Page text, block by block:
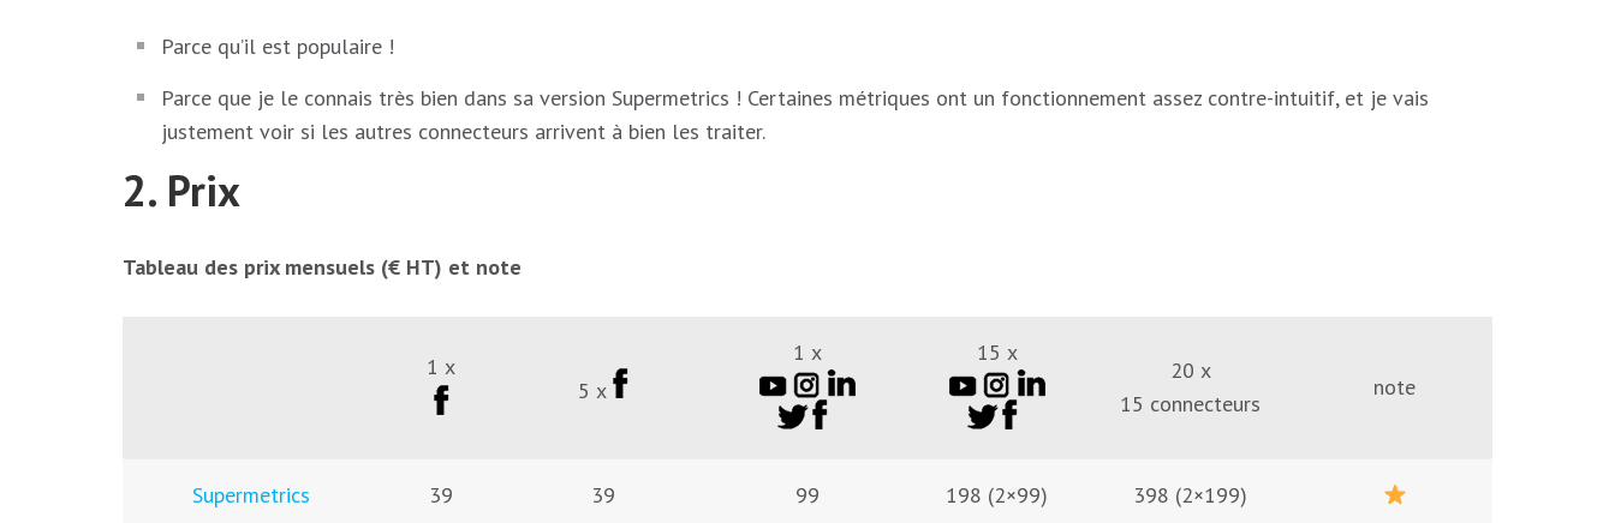
Parce qu’il est populaire !
Parce que je le connais très bien dans sa version Supermetrics ! Certaines métriques ont un fonctionnement assez contre-intuitif, et je vais
justement voir si les autres connecteurs arrivent à bien les traiter.
2. Prix
Tableau des prix mensuels (€ HT) et note
1 x
5 x
1 x 15 x
20 x
15 connecteurs
note
Supermetrics 39 39 99 198 (2×99) 398 (2×199)